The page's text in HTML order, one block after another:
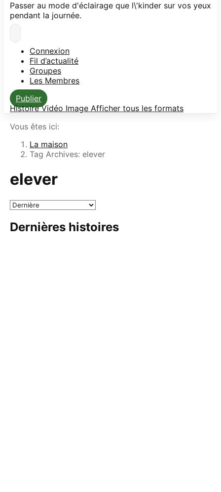
Passer au mode d'éclairage que l\'kinder sur vos yeux
pendant la journée.
Connexion
Fil d’actualité
Groupes
Les Membres
Publier
Histoire Vidéo Image Afficher tous les formats
Vous êtes ici:
La maison
Tag Archives: elever
elever
Dernières histoires